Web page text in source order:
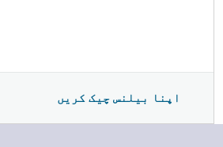
اپنا بیلنس چیک کریں